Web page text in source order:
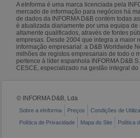
A eInforma é uma marca licenciada pela
mercado de informação para negócios há
de dados da INFORMA D&B contém todas
é atualizada diariamente por uma equipa de
altamente qualificados, através de fontes
empresas. Desde 2004 que integra a maior
informação empresarial: a D&B Worldwide
milhões de registos empresariais de todo o
pertence à líder espanhola INFORMA D&B
CESCE, especializado na gestão integral do
© INFORMA D&B, Lda
Sobre a eInforma Preços Condições de
Política de Privacidade
Mapa do Site Política